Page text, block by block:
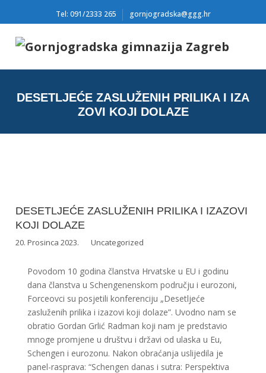
Tel: 091/2333 265 gornjogradska@ggg.hr
DESETLJEĆE ZASLUŽENIH PRILIKA I IZA
ZOVI KOJI DOLAZE
DESETLJEĆE ZASLUŽENIH PRILIKA I IZAZOVI
KOJI DOLAZE
20. Prosinca 2023. Uncategorized
Povodom 10 godina članstva Hrvatske u EU i godinu
dana članstva u Schengenenskom području i eurozoni,
Forceovci su posjetili konferenciju „Desetljeće
zasluženih prilika i izazovi koji dolaze”. Uvodno nam se
obratio Gordan Grlić Radman koji nam je predstavio
mnoge promjene u društvu i državi od ulaska u Eu,
Schengen i eurozonu. Nakon obraćanja uslijedila je
panel-rasprava: “Schengen danas i sutra: Perspektiva